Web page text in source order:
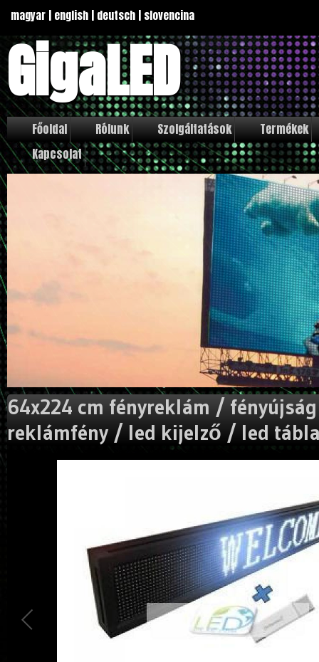
magyar | english | deutsch | slovencina
GigaLED
Főoldal Rólunk Szolgáltatások
Termékek
Kapcsolat
64x224 cm fényreklám /
reklámfény / led kijelző / led